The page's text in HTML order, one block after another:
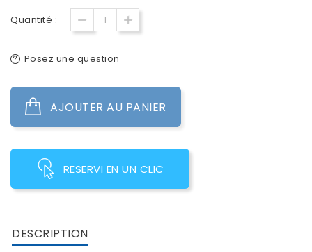
Quantité :
Posez une question
AJOUTER AU PANIER
RESERVI EN UN CLIC
DESCRIPTION